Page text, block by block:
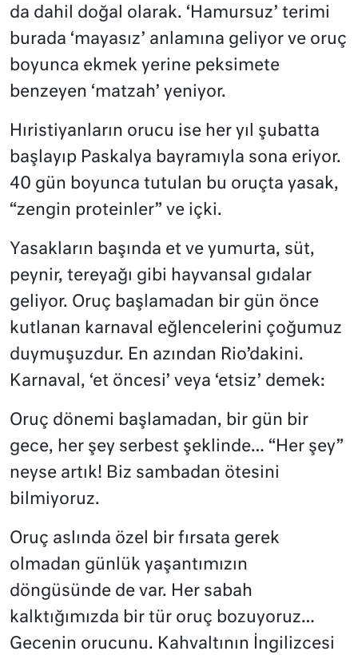
da dahil doğal olarak. ‘Hamursuz’ terimi
burada ‘mayasız’ anlamına geliyor ve oruç
boyunca ekmek yerine peksimete
benzeyen ‘matzah’ yeniyor.
Hıristiyanların orucu ise her yıl şubatta
başlayıp Paskalya bayramıyla sona eriyor.
40 gün boyunca tutulan bu oruçta yasak,
“zengin proteinler” ve içki.
Yasakların başında et ve yumurta, süt,
peynir, tereyağı gibi hayvansal gıdalar
geliyor. Oruç başlamadan bir gün önce
kutlanan karnaval eğlencelerini çoğumuz
duymuşuzdur. En azından Rio’dakini.
Karnaval, ‘et öncesi’ veya ‘etsiz’ demek:
Oruç dönemi başlamadan, bir gün bir
gece, her şey serbest şeklinde… “Her şey”
neyse artık! Biz sambadan ötesini
bilmiyoruz.
Oruç aslında özel bir fırsata gerek
olmadan günlük yaşantımızın
döngüsünde de var. Her sabah
kalktığımızda bir tür oruç bozuyoruz…
Gecenin orucunu. Kahvaltının İngilizcesi